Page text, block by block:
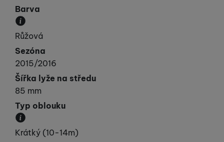
Barva
Převládající barva výrobku.
Růžová
Sezóna
2015/2016
Šířka lyže na středu
85 mm
Typ oblouku
Přibližná velikost poloměru oblouku.
Krátký (10-14m)